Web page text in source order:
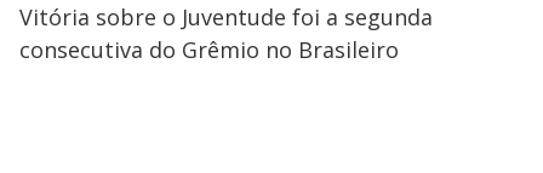
Vitória sobre o Juventude foi a segunda
consecutiva do Grêmio no Brasileiro